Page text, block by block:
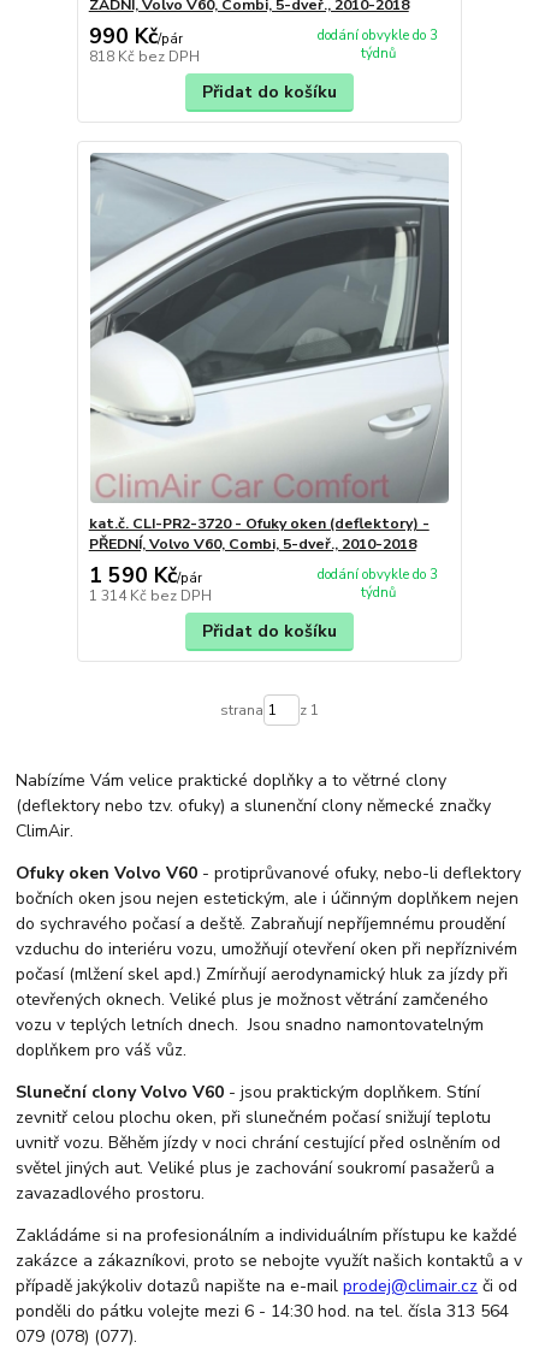
ZADNÍ, Volvo V60, Combi, 5-dveř., 2010-2018
990 Kč/pár
818 Kč bez DPH
dodání obvykle do 3
týdnů
Přidat do košíku
kat.č. CLI-PR2-3720 - Ofuky oken (deflektory) -
PŘEDNÍ, Volvo V60, Combi, 5-dveř., 2010-2018
1 590 Kč/pár
1 314 Kč bez DPH
dodání obvykle do 3
týdnů
Přidat do košíku
strana z 1
Nabízíme Vám velice praktické doplňky a to větrné clony
(deflektory nebo tzv. ofuky) a slunenční clony německé značky
ClimAir.
Ofuky oken Volvo V60 - protiprůvanové ofuky, nebo-li deflektory
bočních oken jsou nejen estetickým, ale i účinným doplňkem nejen
do sychravého počasí a deště. Zabraňují nepříjemnému proudění
vzduchu do interiéru vozu, umožňují otevření oken při nepříznivém
počasí (mlžení skel apd.) Zmírňují aerodynamický hluk za jízdy při
otevřených oknech. Veliké plus je možnost větrání zamčeného
vozu v teplých letních dnech. Jsou snadno namontovatelným
doplňkem pro váš vůz.
Sluneční clony Volvo V60 - jsou praktickým doplňkem. Stíní
zevnitř celou plochu oken, při slunečném počasí snižují teplotu
uvnitř vozu. Běhěm jízdy v noci chrání cestující před oslněním od
světel jiných aut. Veliké plus je zachování soukromí pasažerů a
zavazadlového prostoru.
Zakládáme si na profesionálním a individuálním přístupu ke každé
zakázce a zákazníkovi, proto se nebojte využít našich kontaktů a v
případě jakýkoliv dotazů napište na e-mailprodej@climair.cz či od
ponděli do pátku volejte mezi 6 - 14:30 hod. na tel. čísla 313 564
079 (078) (077).